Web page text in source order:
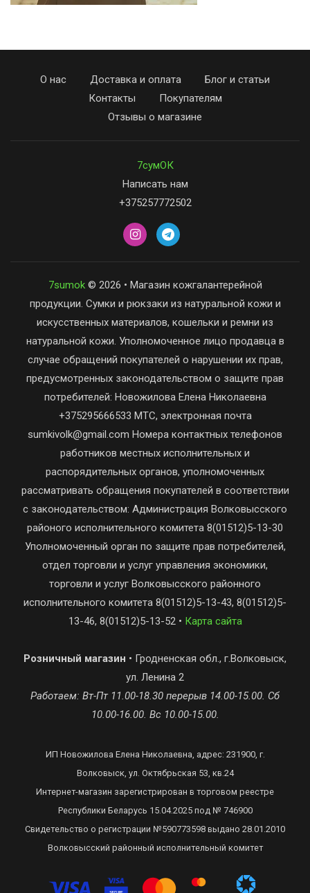
О нас Доставка и оплата
Блог и статьи
Контакты
Покупателям
Отзывы о магазине
7сумОК
Написать нам
+375257772502
7sumok© 2026 • Магазин кожгалантерейной
продукции. Сумки и рюкзаки из натуральной кожи и
искусственных материалов, кошельки и ремни из
натуральной кожи. Уполномоченное лицо продавца в
случае обращений покупателей о нарушении их прав,
предусмотренных законодательством о защите прав
потребителей: Новожилова Елена Николаевна
+375295666533 МТС, электронная почта
sumkivolk@gmail.com Номера контактных телефонов
работников местных исполнительных и
распорядительных органов, уполномоченных
рассматривать обращения покупателей в соответствии
с законодательством: Администрация Волковысского
районого исполнительного комитета 8(01512)5-13-30
Уполномоченный орган по защите прав потребителей,
отдел торговли и услуг управления экономики,
торговли и услуг Волковысского районного
исполнительного комитета 8(01512)5-13-43, 8(01512)5-
13-46, 8(01512)5-13-52 • Карта сайта
Розничный магазин • Гродненская обл., г.Волковыск,
ул. Ленина 2
Работаем: Вт-Пт 11.00-18.30 перерыв 14.00-15.00. Сб
10.00-16.00. Вс 10.00-15.00.
ИП Новожилова Елена Николаевна, адрес: 231900, г.
Волковыск, ул. Октябрьская 53, кв.24
Интернет-магазин зарегистрирован в торговом реестре
Республики Беларусь 15.04.2025 под № 746900
Свидетельство о регистрации №590773598 выдано 28.01.2010
Волковысский районный исполнительный комитет